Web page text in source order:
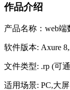
作品介绍
产品名称：web端
软件版本: Axure
文件类型: .rp (可
适用场景: PC,大屏